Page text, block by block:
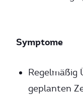
Symptome
Regelmäßig
geplanten